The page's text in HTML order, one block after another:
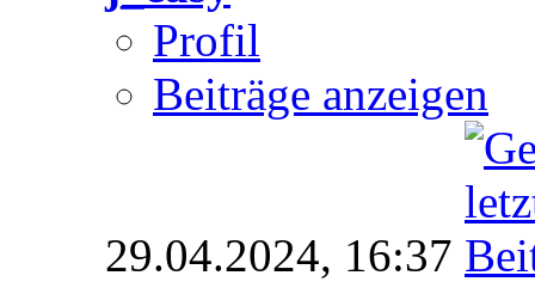
Profil
Beiträge anzeigen
29.04.2024, 16:37